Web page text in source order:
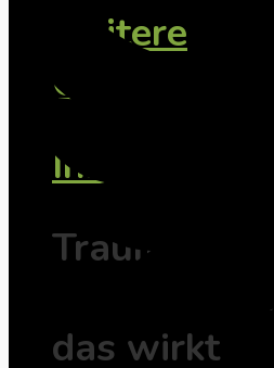
weitere
Inhouse
vor Ort -
das wirkt